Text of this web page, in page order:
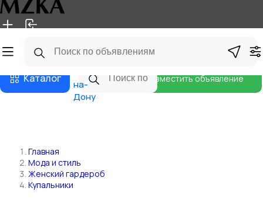
Главная Магазины
Каталог
Ростов-
на-
Дону
Разместить объявление
Главная
Мода и стиль
Женский гардероб
Купальники